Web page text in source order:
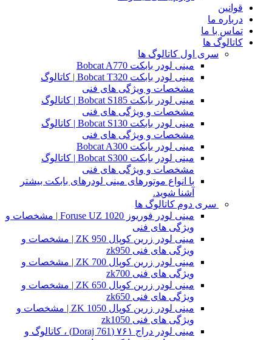
قوانین
درباره ما
تماس با ما
کاتالوگ ها
سری اول کاتالوگ ها
مینی لودر بابکت Bobcat A770
مینی لودر بابکت Bobcat T320 | کاتالوگ
مشخصات و ویژگی های فنی
مینی لودر بابکت Bobcat S185 | کاتالوگ
مشخصات و ویژگی های فنی
مینی لودر بابکت Bobcat S130 | کاتالوگ
مشخصات و ویژگی های فنی
مینی لودر بابکت Bobcat A300
مینی لودر بابکت Bobcat S300 | کاتالوگ
مشخصات و ویژگی های فنی
با انواع موتورهای مینی لودرهای بابکت بیشتر
آشنا شوید.
سری دوم کاتالوگ ها
مینی لودر فوریوز Foruse UZ 1020 | مشخصات و
ویژگی های فنی
مینی لودر زرین کوپال ZK 950 | مشخصات و
ویژگی های فنی zk950
مینی لودر زرین کوپال ZK 700 | مشخصات و
ویژگی های فنی zk700
مینی لودر زرین کوپال ZK 650 | مشخصات و
ویژگی های فنی zk650
مینی لودر زرین کوپال ZK 1050 | مشخصات و
ویژگی های فنی zk1050
مینی لودر دراج ۷۶۱ (Doraj 761) ، کاتالوگ و